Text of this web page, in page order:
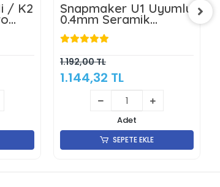
/ K2
-
Snapmaker U1 Uyumlu
0.4mm Seramik
Hotend Kit -Klon
1.192,00 TL
1.144,32 TL
Adet
SEPETE EKLE